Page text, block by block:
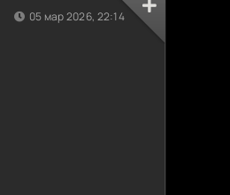
05 мар 2026, 22:14